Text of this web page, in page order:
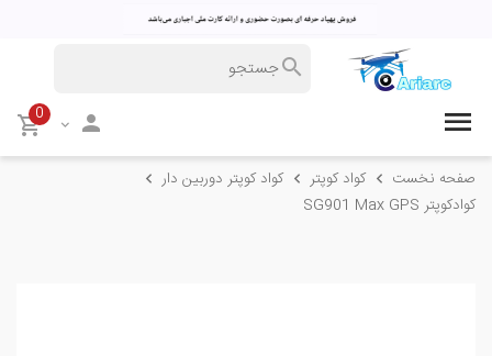
0
صفحه نخست کواد کوپتر
کواد کوپتر دوربین دار
کوادکوپتر SG901 Max GPS